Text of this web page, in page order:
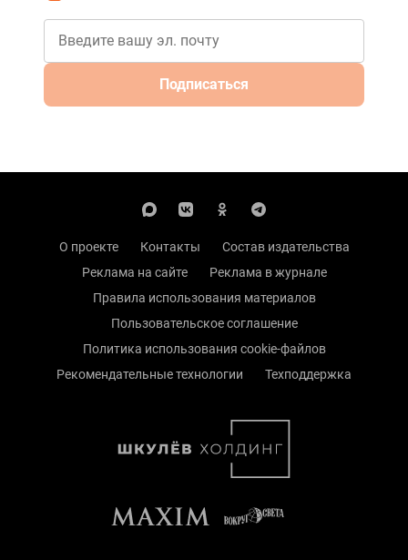
Подписаться
О проекте Контакты
Состав издательства
Реклама на сайте
Реклама в журнале
Правила использования материалов
Пользовательское соглашение
Политика использования cookie-файлов
Рекомендательные технологии
Техподдержка